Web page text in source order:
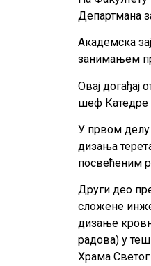
Департмана
Академска
занимањем
Овај
шеф Катедре
У првом делу
дизања
посвећеним
Други део
сложене
дизање
радова) у
Храма Светог